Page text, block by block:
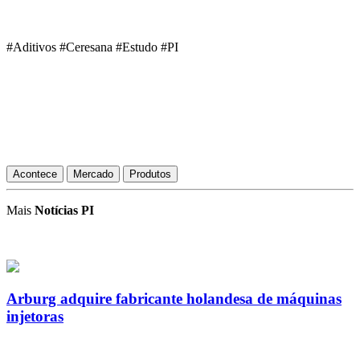
#Aditivos #Ceresana #Estudo #PI
Acontece Mercado Produtos
Mais Notícias PI
Arburg adquire fabricante holandesa de máquinas
injetoras